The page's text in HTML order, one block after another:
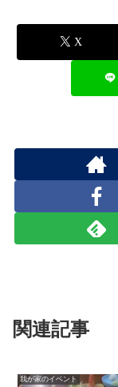
X
関連記事
我が家のイベント